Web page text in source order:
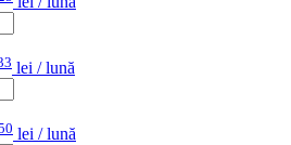
lei / lună
lei / lună